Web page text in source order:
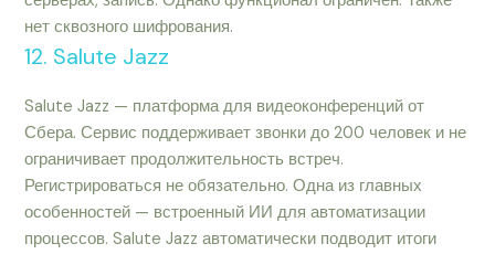
нет сквозного шифрования.
12. Salute Jazz
Salute Jazz — платформа для видеоконференций от
Сбера. Сервис поддерживает звонки до 200 человек и не
ограничивает продолжительность встреч.
Регистрироваться не обязательно. Одна из главных
особенностей — встроенный ИИ для автоматизации
процессов. Salute Jazz автоматически подводит итоги